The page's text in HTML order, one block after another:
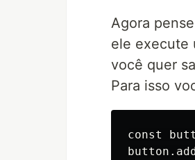
Agora
ele execute
você quer
Para isso
const